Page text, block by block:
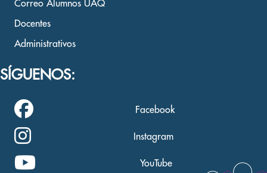
Correo Alumnos UAQ
Docentes
Administrativos
SÍGUENOS:
Facebook
Instagram
YouTube